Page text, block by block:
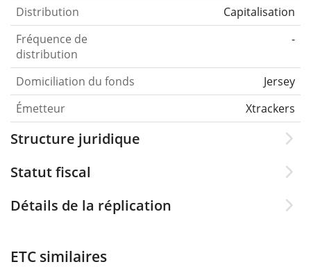
Distribution
Capitalisation
Fréquence de
distribution
-
Domiciliation du fonds
Jersey
Émetteur
Xtrackers
Structure juridique
Statut fiscal
Détails de la réplication
ETC similaires